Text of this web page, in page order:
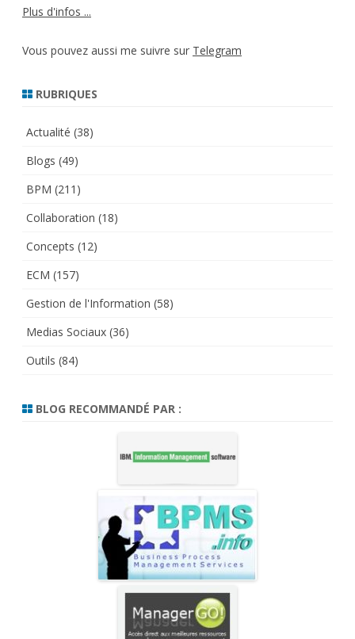
Plus d'infos ...
Vous pouvez aussi me suivre sur Telegram
RUBRIQUES
Actualité (38)
Blogs (49)
BPM (211)
Collaboration (18)
Concepts (12)
ECM (157)
Gestion de l'Information (58)
Medias Sociaux (36)
Outils (84)
BLOG RECOMMANDÉ PAR :